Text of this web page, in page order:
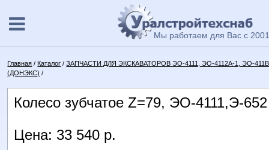
Мы работаем для Вас с
Главная /Каталог /ЗАПЧАСТИ ДЛЯ ЭКСКАВАТОРОВ ЭО-4111, ЭО-4112А-1, ЭО-
(ДОНЭКС) /
Колесо зубчатое Z=79, ЭО-4111,Э-652
Цена: 33 540 р.